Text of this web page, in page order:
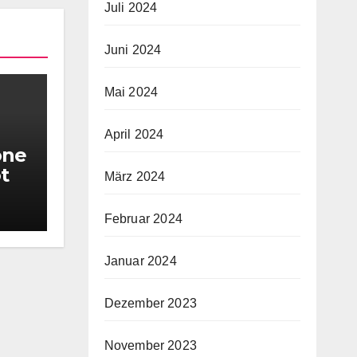
Juli 2024
Juni 2024
Mai 2024
April 2024
März 2024
Februar 2024
Januar 2024
Dezember 2023
November 2023